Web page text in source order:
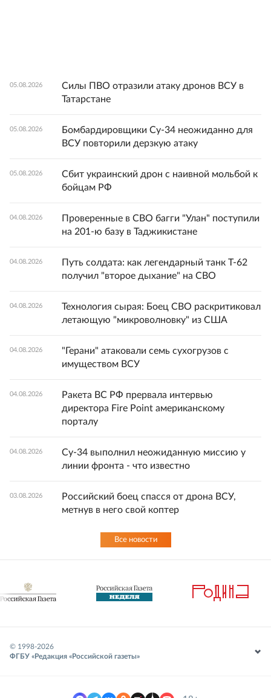
05.08.2026
Силы ПВО отразили атаку дронов ВСУ в
Татарстане
05.08.2026
Бомбардировщики Су-34 неожиданно для
ВСУ повторили дерзкую атаку
05.08.2026
Сбит украинский дрон с наивной мольбой к
бойцам РФ
04.08.2026
Проверенные в СВО багги "Улан" поступили
на 201-ю базу в Таджикистане
04.08.2026
Путь солдата: как легендарный танк Т-62
получил "второе дыхание" на СВО
04.08.2026
Технология сырая: Боец СВО раскритиковал
летающую "микроволновку" из США
04.08.2026
"Герани" атаковали семь сухогрузов с
имуществом ВСУ
04.08.2026
Ракета ВС РФ прервала интервью
директора Fire Point американскому
порталу
04.08.2026
Су-34 выполнил неожиданную миссию у
линии фронта - что известно
03.08.2026
Российский боец спасся от дрона ВСУ,
метнув в него свой коптер
Все новости
© 1998-2026
ФГБУ «Редакция «Российской газеты»